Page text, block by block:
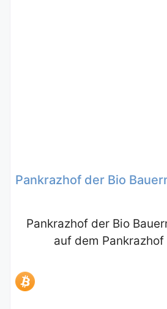
Pankrazhof der Bio
Pankrazhof der Bio
auf dem Pankrazhof